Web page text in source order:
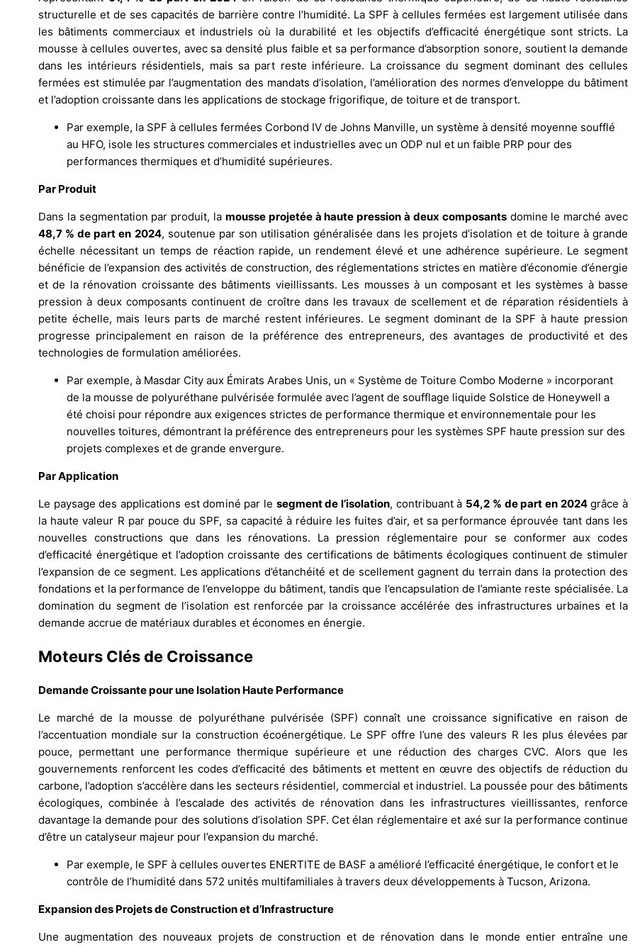
structurelle et de ses capacités de barrière contre l’humidité. La SPF à cellules fermées est largement utilisée dans
les bâtiments commerciaux et industriels où la durabilité et les objectifs d’efficacité énergétique sont stricts. La
mousse à cellules ouvertes, avec sa densité plus faible et sa performance d’absorption sonore, soutient la demande
dans les intérieurs résidentiels, mais sa part reste inférieure. La croissance du segment dominant des cellules
fermées est stimulée par l’augmentation des mandats d’isolation, l’amélioration des normes d’enveloppe du bâtiment
et l’adoption croissante dans les applications de stockage frigorifique, de toiture et de transport.
Par exemple, la SPF à cellules fermées Corbond IV de Johns Manville, un système à densité moyenne soufflé
au HFO, isole les structures commerciales et industrielles avec un ODP nul et un faible PRP pour des
performances thermiques et d’humidité supérieures.
Par Produit
Dans la segmentation par produit, la mousse projetée à haute pression à deux composantsdomine le marché avec
48,7 % de part en 2024, soutenue par son utilisation généralisée dans les projets d’isolation et de toiture à grande
échelle nécessitant un temps de réaction rapide, un rendement élevé et une adhérence supérieure. Le segment
bénéficie de l’expansion des activités de construction, des réglementations strictes en matière d’économie d’énergie
et de la rénovation croissante des bâtiments vieillissants. Les mousses à un composant et les systèmes à basse
pression à deux composants continuent de croître dans les travaux de scellement et de réparation résidentiels à
petite échelle, mais leurs parts de marché restent inférieures. Le segment dominant de la SPF à haute pression
progresse principalement en raison de la préférence des entrepreneurs, des avantages de productivité et des
technologies de formulation améliorées.
Par exemple, à Masdar City aux Émirats Arabes Unis, un « Système de Toiture Combo Moderne » incorporant
de la mousse de polyuréthane pulvérisée formulée avec l’agent de soufflage liquide Solstice de Honeywell a
été choisi pour répondre aux exigences strictes de performance thermique et environnementale pour les
nouvelles toitures, démontrant la préférence des entrepreneurs pour les systèmes SPF haute pression sur des
projets complexes et de grande envergure.
Par Application
Le paysage des applications est dominé par le segment de l’isolation, contribuant à 54,2 % de part en 2024grâce à
la haute valeur R par pouce du SPF, sa capacité à réduire les fuites d’air, et sa performance éprouvée tant dans les
nouvelles constructions que dans les rénovations. La pression réglementaire pour se conformer aux codes
d’efficacité énergétique et l’adoption croissante des certifications de bâtiments écologiques continuent de stimuler
l’expansion de ce segment. Les applications d’étanchéité et de scellement gagnent du terrain dans la protection des
fondations et la performance de l’enveloppe du bâtiment, tandis que l’encapsulation de l’amiante reste spécialisée. La
domination du segment de l’isolation est renforcée par la croissance accélérée des infrastructures urbaines et la
demande accrue de matériaux durables et économes en énergie.
Moteurs Clés de Croissance
Demande Croissante pour une Isolation Haute Performance
Le marché de la mousse de polyuréthane pulvérisée (SPF) connaît une croissance significative en raison de
l’accentuation mondiale sur la construction écoénergétique. Le SPF offre l’une des valeurs R les plus élevées par
pouce, permettant une performance thermique supérieure et une réduction des charges CVC. Alors que les
gouvernements renforcent les codes d’efficacité des bâtiments et mettent en œuvre des objectifs de réduction du
carbone, l’adoption s’accélère dans les secteurs résidentiel, commercial et industriel. La poussée pour des bâtiments
écologiques, combinée à l’escalade des activités de rénovation dans les infrastructures vieillissantes, renforce
davantage la demande pour des solutions d’isolation SPF. Cet élan réglementaire et axé sur la performance continue
d’être un catalyseur majeur pour l’expansion du marché.
Par exemple, le SPF à cellules ouvertes ENERTITE de BASF a amélioré l’efficacité énergétique, le confort et le
contrôle de l’humidité dans 572 unités multifamiliales à travers deux développements à Tucson, Arizona.
Expansion des Projets de Construction et d’Infrastructure
Une augmentation des nouveaux projets de construction et de rénovation dans le monde entier entraîne une